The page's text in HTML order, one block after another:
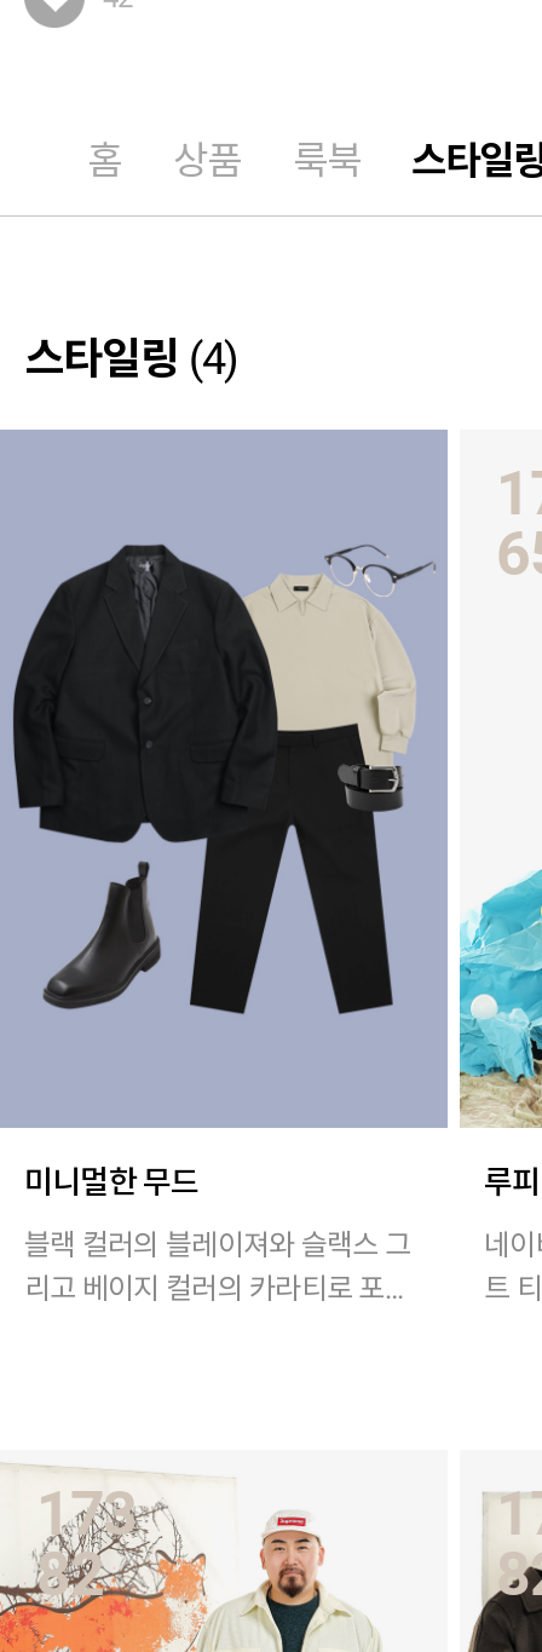
홈 상품 룩북 스타일
스타일링 (4)
미니멀한 무드
블랙 컬러의 블레이져와 슬랙스 그
리고 베이지 컬러의 카라티로 포인
루
네
트
스
173
82